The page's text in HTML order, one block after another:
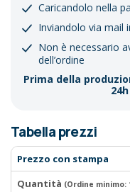
Caricandolo nella
Inviandolo via mail
Non è necessario
dell’ordine
Prima della
Tabella prezzi
Prezzo con stampa
Quantità (Ordine minimo: